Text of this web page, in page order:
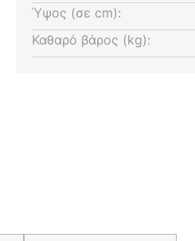
Ύψος (σε cm):
Καθαρό βάρος (kg):